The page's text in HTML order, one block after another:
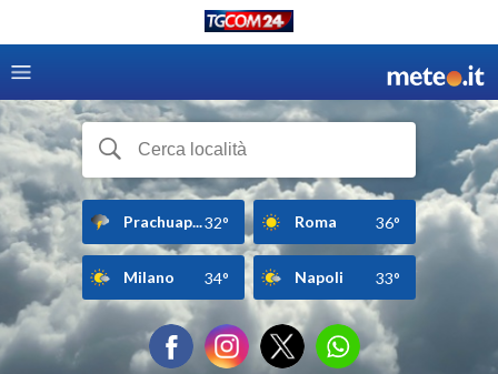
Prachuap...32° Roma 36°
Milano 34° Napoli 33°